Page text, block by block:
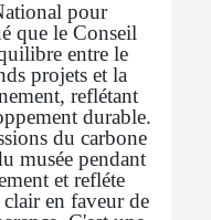
pour
que le Conseil
entre le
projets et la
reflétant
durable.
du carbone
musée pendant
et refléte
en faveur de